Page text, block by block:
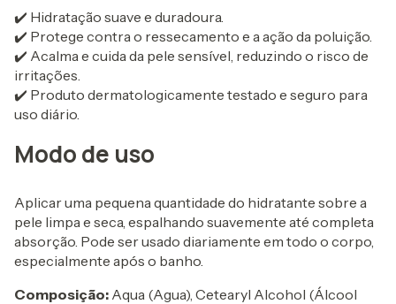
✔️ Hidratação suave e duradoura.
✔️ Protege contra o ressecamento e a ação da poluição.
✔️ Acalma e cuida da pele sensível, reduzindo o risco de
irritações.
✔️ Produto dermatologicamente testado e seguro para
uso diário.
Modo de uso
Aplicar uma pequena quantidade do hidratante sobre a
pele limpa e seca, espalhando suavemente até completa
absorção. Pode ser usado diariamente em todo o corpo,
especialmente após o banho.
Composição: Aqua (Agua), Cetearyl Alcohol (Álcool